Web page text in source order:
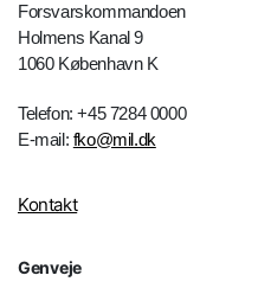
Forsvarskommandoen
Holmens Kanal 9
1060 København K
Telefon: +45 7284 0000
E-mail: fko@mil.dk
Kontakt
Genveje